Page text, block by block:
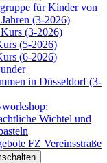
für Kinder von
(3-2026)
(3-2026)
(5-2026)
(6-2026)
in Düsseldorf (3-
Wichtel und
FZ Vereinsstraße